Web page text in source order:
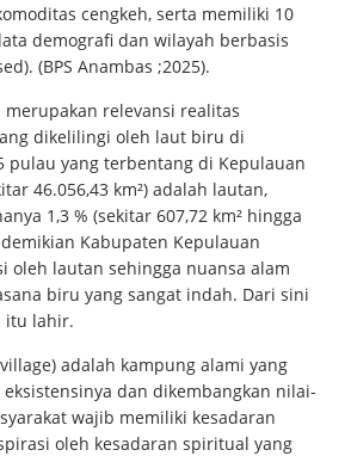
cengkeh, serta memiliki 10
demografi dan wilayah berbasis
(BPS Anambas ;2025).
relevansi realitas
dikelilingi oleh laut biru di
pulau yang terbentang di Kepulauan
46.056,43 km²) adalah lautan,
1,3 % (sekitar 607,72 km² hingga
demikian Kabupaten Kepulauan
oleh lautan sehingga nuansa alam
biru yang sangat indah. Dari sini
itu lahir.
adalah kampung alami yang
dan dikembangkan nilai-
wajib memiliki kesadaran
oleh kesadaran spiritual yang